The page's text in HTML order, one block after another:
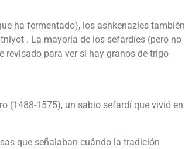
ha fermentado), los ashkenazíes también
. La mayoría de los sefardíes (pero no
revisado para ver si hay granos de trigo
(1488-1575), un sabio sefardí que vivió en
que señalaban cuándo la tradición